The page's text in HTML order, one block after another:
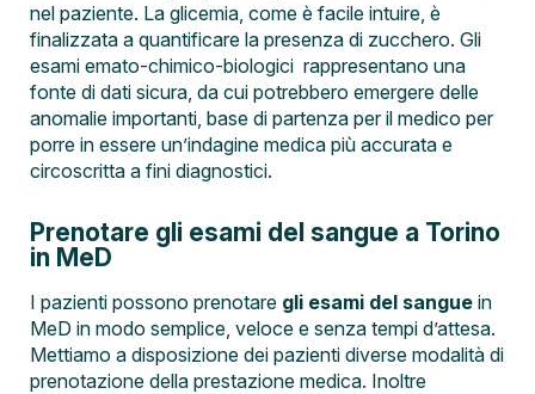
nel paziente. La glicemia, come è facile intuire, è
finalizzata a quantificare la presenza di zucchero. Gli
esami emato-chimico-biologici rappresentano una
fonte di dati sicura, da cui potrebbero emergere delle
anomalie importanti, base di partenza per il medico per
porre in essere un’indagine medica più accurata e
circoscritta a fini diagnostici.
Prenotare gli esami del sangue a Torino
in MeD
I pazienti possono prenotare gli esami del sangue in
MeD in modo semplice, veloce e senza tempi d’attesa.
Mettiamo a disposizione dei pazienti diverse modalità di
prenotazione della prestazione medica. Inoltre